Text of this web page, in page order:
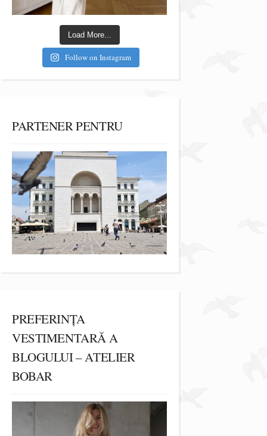
Load More...
Follow on Instagram
PARTENER PENTRU
PREFERINȚA
VESTIMENTARĂ A
BLOGULUI – ATELIER
BOBAR